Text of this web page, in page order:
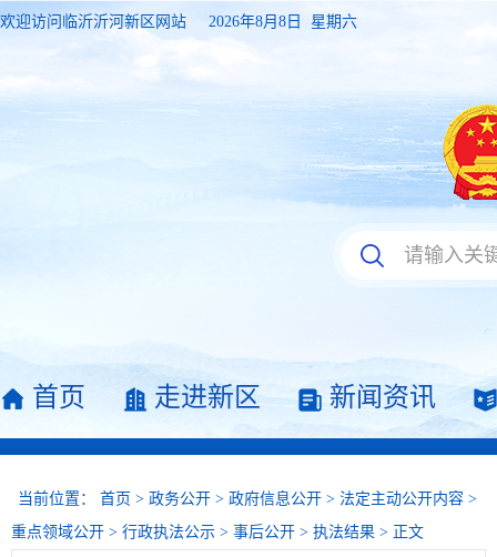
欢迎访问临沂沂河新区网站 2026年8月8日 星期六
首页 走进新区 新闻资讯
当前位置： 首页 > 政务公开 > 政府信息公开 > 法定主动公开内容 >
重点领域公开 > 行政执法公示 > 事后公开 > 执法结果 > 正文